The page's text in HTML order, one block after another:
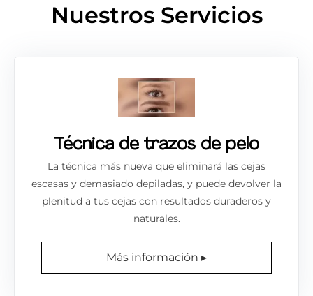
Nuestros Servicios
Técnica de trazos de pelo
La técnica más nueva que eliminará las cejas
escasas y demasiado depiladas, y puede devolver la
plenitud a tus cejas con resultados duraderos y
naturales.
Más información ▸